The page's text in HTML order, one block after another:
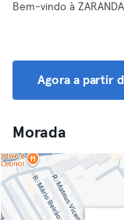
Bem-vindo à
Agora a partir
Morada